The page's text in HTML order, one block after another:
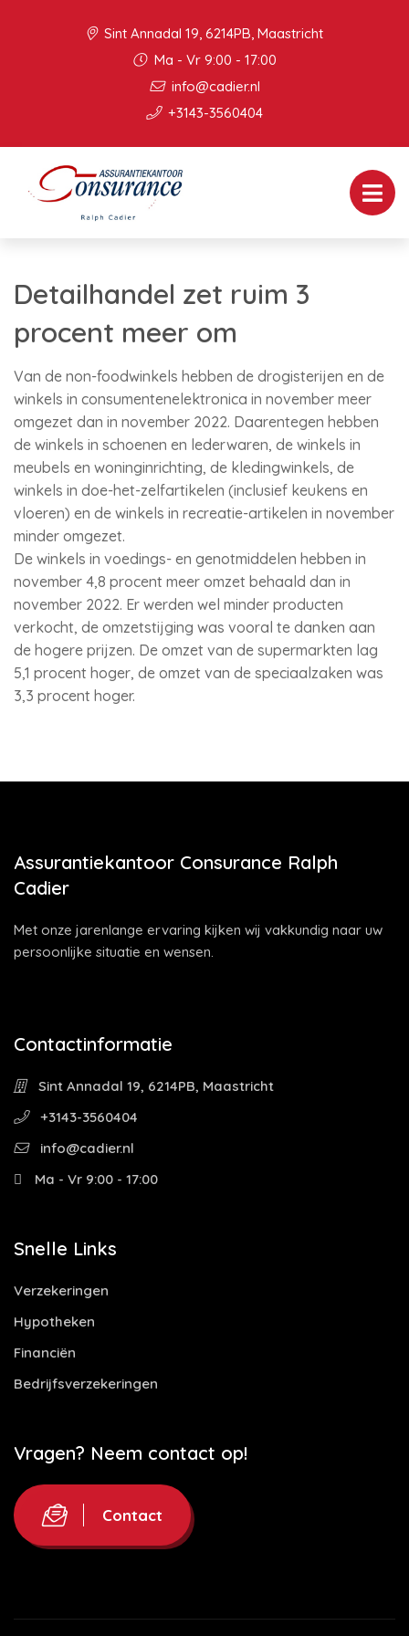
Sint Annadal 19, 6214PB, Maastricht
Ma - Vr 9:00 - 17:00
info@cadier.nl
+3143-3560404
Detailhandel zet ruim 3
procent meer om
Van de non-foodwinkels hebben de drogisterijen en de
winkels in consumentenelektronica in november meer
omgezet dan in november 2022. Daarentegen hebben
de winkels in schoenen en lederwaren, de winkels in
meubels en woninginrichting, de kledingwinkels, de
winkels in doe-het-zelfartikelen (inclusief keukens en
vloeren) en de winkels in recreatie-artikelen in november
minder omgezet.
De winkels in voedings- en genotmiddelen hebben in
november 4,8 procent meer omzet behaald dan in
november 2022. Er werden wel minder producten
verkocht, de omzetstijging was vooral te danken aan
de hogere prijzen. De omzet van de supermarkten lag
5,1 procent hoger, de omzet van de speciaalzaken was
3,3 procent hoger.
Assurantiekantoor Consurance Ralph
Cadier
Met onze jarenlange ervaring kijken wij vakkundig naar uw
persoonlijke situatie en wensen.
Contactinformatie
Sint Annadal 19, 6214PB, Maastricht
+3143-3560404
info@cadier.nl
Ma - Vr 9:00 - 17:00
Snelle Links
Verzekeringen
Hypotheken
Financiën
Bedrijfsverzekeringen
Vragen? Neem contact op!
Contact